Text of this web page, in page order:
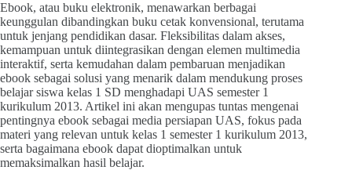
Ebook, atau buku elektronik, menawarkan berbagai
keunggulan dibandingkan buku cetak konvensional, terutama
untuk jenjang pendidikan dasar. Fleksibilitas dalam akses,
kemampuan untuk diintegrasikan dengan elemen multimedia
interaktif, serta kemudahan dalam pembaruan menjadikan
ebook sebagai solusi yang menarik dalam mendukung proses
belajar siswa kelas 1 SD menghadapi UAS semester 1
kurikulum 2013. Artikel ini akan mengupas tuntas mengenai
pentingnya ebook sebagai media persiapan UAS, fokus pada
materi yang relevan untuk kelas 1 semester 1 kurikulum 2013,
serta bagaimana ebook dapat dioptimalkan untuk
memaksimalkan hasil belajar.